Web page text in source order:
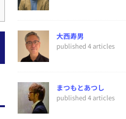
大西寿男
published 4 articles
まつもとあつし
published 4 articles